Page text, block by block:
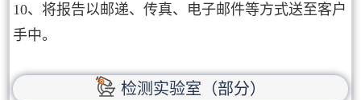
10、将报告以邮递、传真、电子邮件等方式送至客户
手中。
检测实验室（部分）